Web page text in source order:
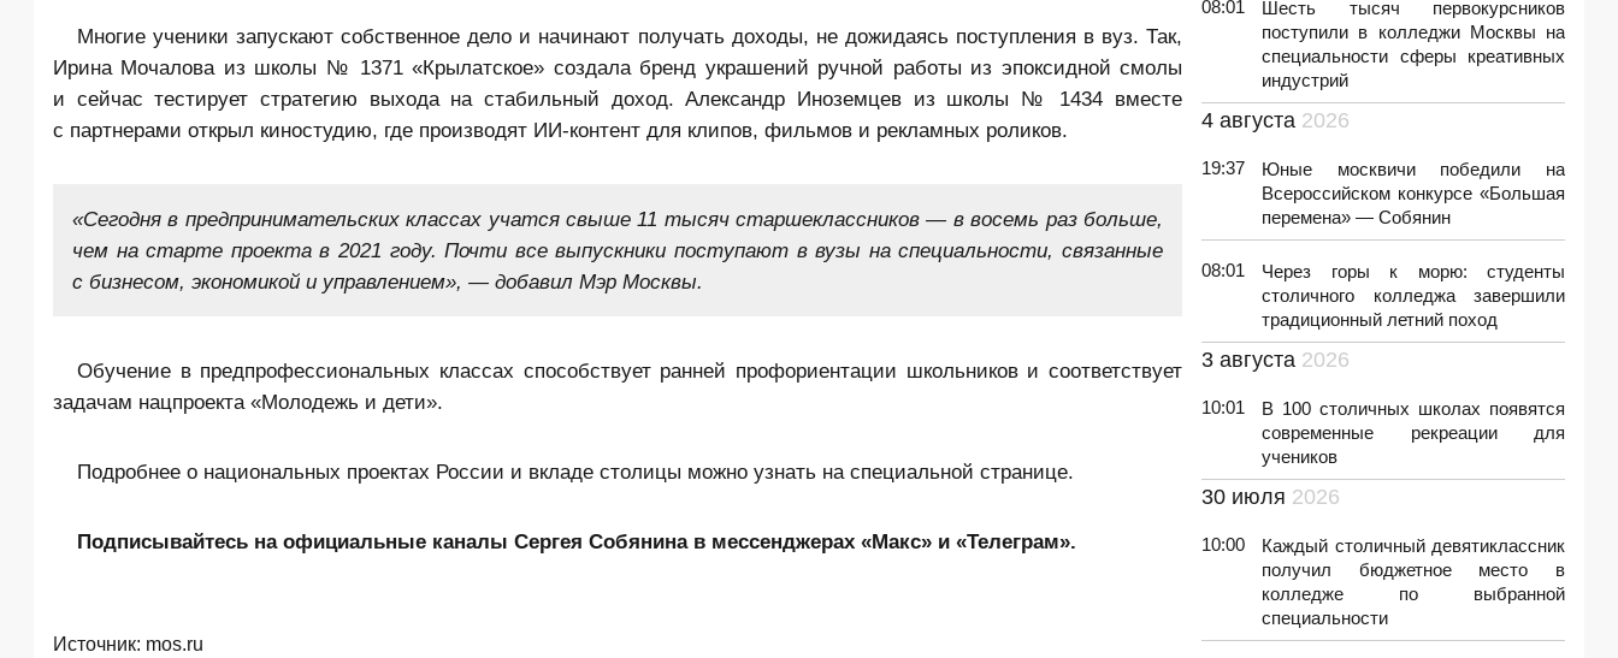
Многие ученики запускают собственное дело и начинают получать доходы, не дожидаясь поступления в вуз. Так,
Ирина Мочалова из школы № 1371 «Крылатское» создала бренд украшений ручной работы из эпоксидной смолы
и сейчас тестирует стратегию выхода на стабильный доход. Александр Иноземцев из школы № 1434 вместе
с партнерами открыл киностудию, где производят ИИ-контент для клипов, фильмов и рекламных роликов.
«Сегодня в предпринимательских классах учатся свыше 11 тысяч старшеклассников — в восемь раз больше,
чем на старте проекта в 2021 году. Почти все выпускники поступают в вузы на специальности, связанные
с бизнесом, экономикой и управлением», — добавил Мэр Москвы.
Обучение в предпрофессиональных классах способствует ранней профориентации школьников и соответствует
задачам нацпроекта «Молодежь и дети».
Подробнее о национальных проектах России и вкладе столицы можно узнать на специальной странице.
Подписывайтесь на официальные каналы Сергея Собянина в мессенджерах «Макс» и «Телеграм».
Источник: mos.ru
08:01
Шесть тысяч первокурсников
поступили в колледжи Москвы на
специальности сферы креативных
индустрий
4 августа 2026
19:37
Юные москвичи победили на
Всероссийском конкурсе «Большая
перемена» — Собянин
08:01
Через горы к морю: студенты
столичного колледжа завершили
традиционный летний поход
3 августа 2026
10:01
В 100 столичных школах появятся
современные рекреации для
учеников
30 июля 2026
10:00
Каждый столичный девятиклассник
получил бюджетное место в
колледже по выбранной
специальности